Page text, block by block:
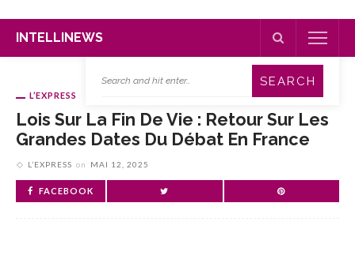
INTELLINEWS
L’EXPRESS
Lois Sur La Fin De Vie : Retour Sur Les
Grandes Dates Du Débat En France
L’EXPRESS on MAI 12, 2025
FACEBOOK